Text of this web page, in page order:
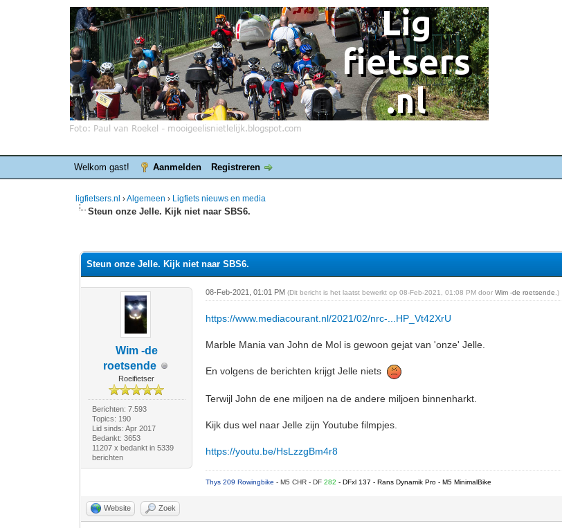
Welkom gast! Aanmelden Registreren
ligfietsers.nl ›Algemeen › Ligfiets nieuws en media
Steun onze Jelle. Kijk niet naar SBS6.
Steun onze Jelle. Kijk niet naar SBS6.
Wim -de
roetsende
Roeifietser
Berichten: 7.593
Topics: 190
Lid sinds: Apr 2017
Bedankt: 3653
11207 x bedankt in 5339
berichten
08-Feb-2021, 01:01 PM(Dit bericht is het laatst bewerkt op 08-Feb-2021, 01:08 PM doorWim -de roetsende .)
https://www.mediacourant.nl/2021/02/nrc-...HP_Vt42XrU
Marble Mania van John de Mol is gewoon gejat van 'onze' Jelle.
En volgens de berichten krijgt Jelle niets
Terwijl John de ene miljoen na de andere miljoen binnenharkt.
Kijk dus wel naar Jelle zijn Youtube filmpjes.
https://youtu.be/HsLzzgBm4r8
Thys 209 Rowingbike- M5 CHR - DF282- DFxl 137 - Rans Dynamik Pro - M5 MinimalBike
Website Zoek